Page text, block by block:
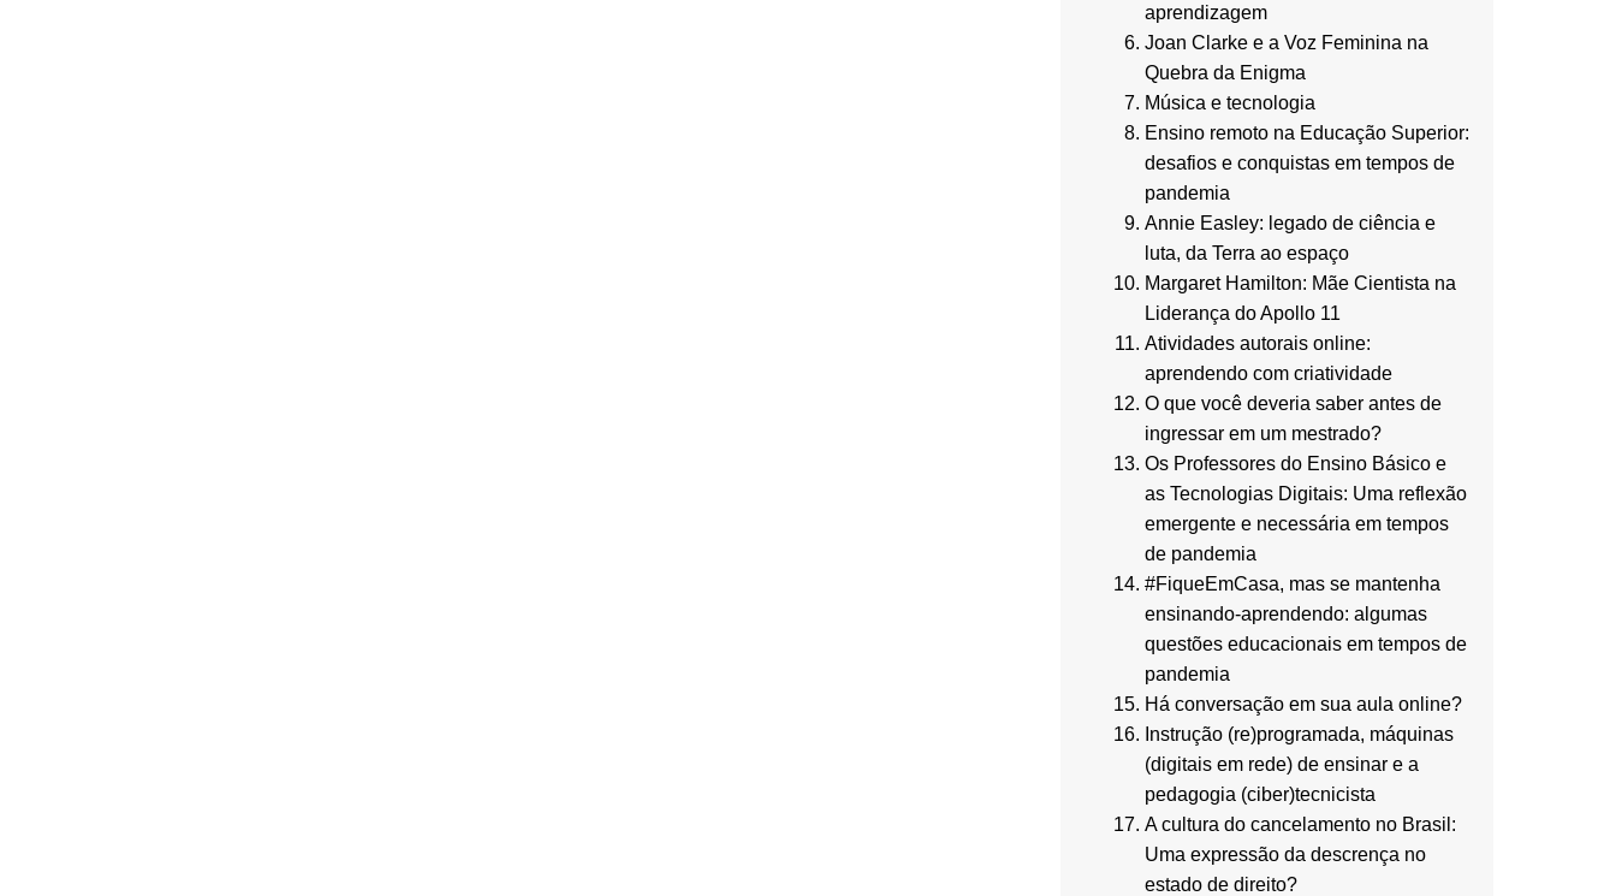
aprendizagem
Joan Clarke e a Voz Feminina na
Quebra da Enigma
Música e tecnologia
Ensino remoto na Educação Superior:
desafios e conquistas em tempos de
pandemia
Annie Easley: legado de ciência e
luta, da Terra ao espaço
Margaret Hamilton: Mãe Cientista na
Liderança do Apollo 11
Atividades autorais online:
aprendendo com criatividade
O que você deveria saber antes de
ingressar em um mestrado?
Os Professores do Ensino Básico e
as Tecnologias Digitais: Uma reflexão
emergente e necessária em tempos
de pandemia
#FiqueEmCasa, mas se mantenha
ensinando-aprendendo: algumas
questões educacionais em tempos de
pandemia
Há conversação em sua aula online?
Instrução (re)programada, máquinas
(digitais em rede) de ensinar e a
pedagogia (ciber)tecnicista
A cultura do cancelamento no Brasil:
Uma expressão da descrença no
estado de direito?